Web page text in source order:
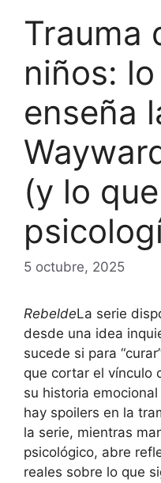
Trauma
niños:
enseña
(y lo
5 octubre, 2025
RebeldeLa serie
desde una idea
sucede si para
que cortar el vínculo
su historia
hay spoilers en la
la serie, mientras
psicológico, abre
reales sobre lo que